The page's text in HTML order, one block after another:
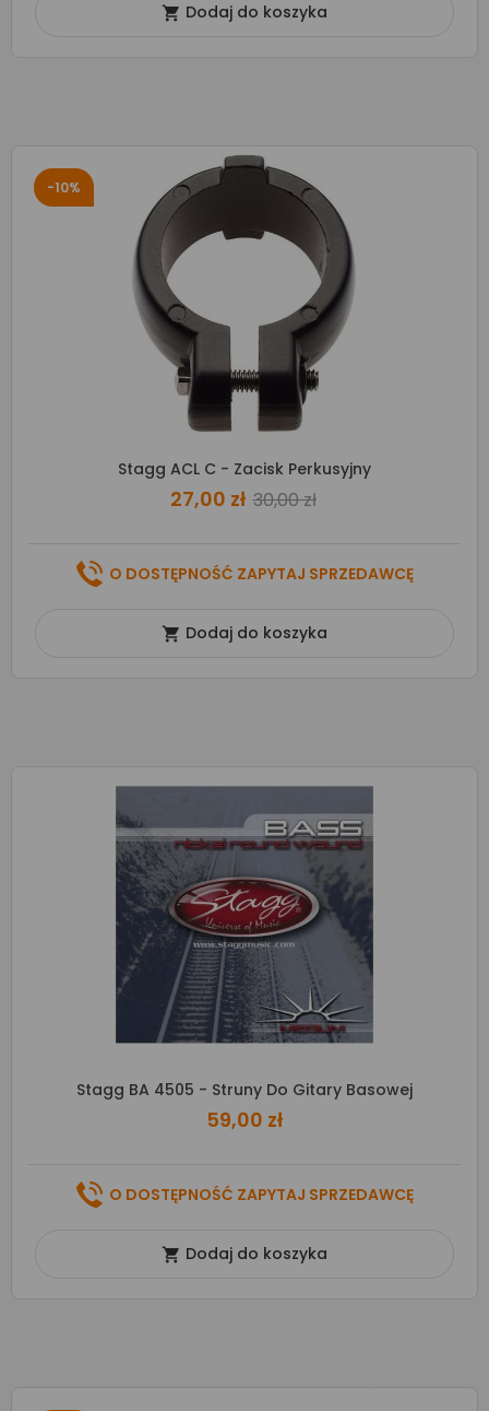
 Dodaj do koszyka
-10%
Stagg ACL C - Zacisk Perkusyjny
27,00 zł 30,00 zł
O DOSTĘPNOŚĆ ZAPYTAJ SPRZEDAWCĘ
 Dodaj do koszyka
Stagg BA 4505 - Struny Do Gitary Basowej
59,00 zł
O DOSTĘPNOŚĆ ZAPYTAJ SPRZEDAWCĘ
 Dodaj do koszyka